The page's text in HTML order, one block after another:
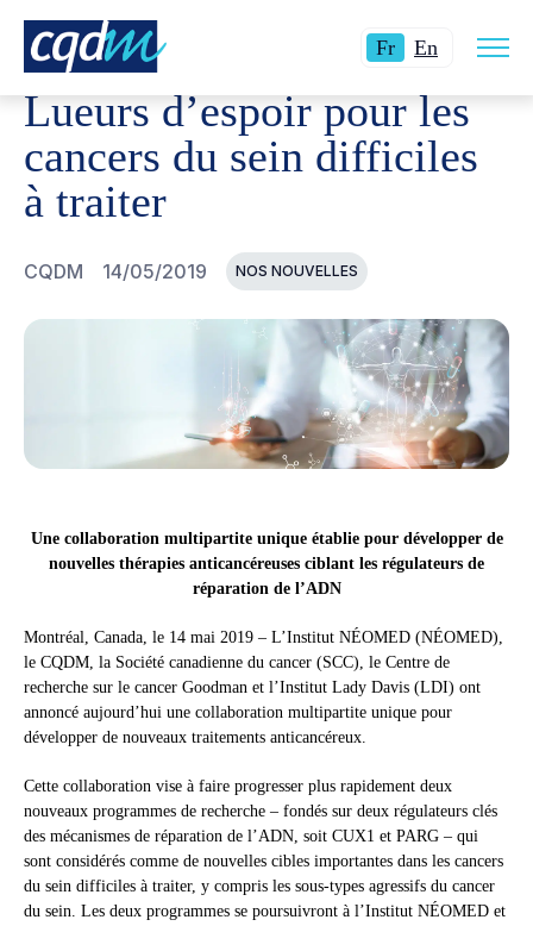
FrLangue
:
Français.
En Switch
to
English.
la
site
CQDM NOUVELLES ET ÉVÉNEMENTS LUEURS
Lueurs d’espoir pour les
cancers du sein difficiles
à traiter
CQDM 14/05/2019 NOS NOUVELLES
Une collaboration multipartite unique établie pour développer de
nouvelles thérapies anticancéreuses ciblant les régulateurs de
réparation de l’ADN
Montréal, Canada, le 14 mai 2019 – L’Institut NÉOMED (NÉOMED),
le CQDM, la Société canadienne du cancer (SCC), le Centre de
recherche sur le cancer Goodman et l’Institut Lady Davis (LDI) ont
annoncé aujourd’hui une collaboration multipartite unique pour
développer de nouveaux traitements anticancéreux.
Cette collaboration vise à faire progresser plus rapidement deux
nouveaux programmes de recherche – fondés sur deux régulateurs clés
des mécanismes de réparation de l’ADN, soit CUX1 et PARG – qui
sont considérés comme de nouvelles cibles importantes dans les cancers
du sein difficiles à traiter, y compris les sous-types agressifs du cancer
du sein. Les deux programmes se poursuivront à l’Institut NÉOMED et